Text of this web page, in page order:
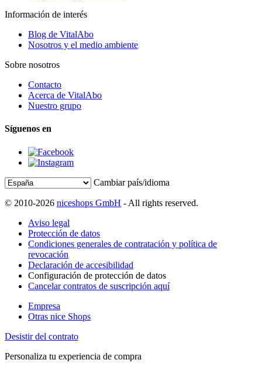
Información de interés
Blog de VitalAbo
Nosotros y el medio ambiente
Sobre nosotros
Contacto
Acerca de VitalAbo
Nuestro grupo
Síguenos en
Cambiar país/idioma
© 2010-2026 niceshops GmbH - All rights reserved.
Aviso legal
Protección de datos
Condiciones generales de contratación y política de
revocación
Declaración de accesibilidad
Configuración de protección de datos
Cancelar contratos de suscripción aquí
Empresa
Otras nice Shops
Desistir del contrato
Personaliza tu experiencia de compra